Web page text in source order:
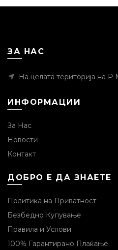
ЗА НАС
На целата територија на Р
ИНФОРМАЦИИ
За Нас
Новости
Контакт
ДОБРО Е ДА ЗНАЕТЕ
Политика на Приватност
Безбедно Купување
Правила и Услови
100% Гарантирано Плаќање